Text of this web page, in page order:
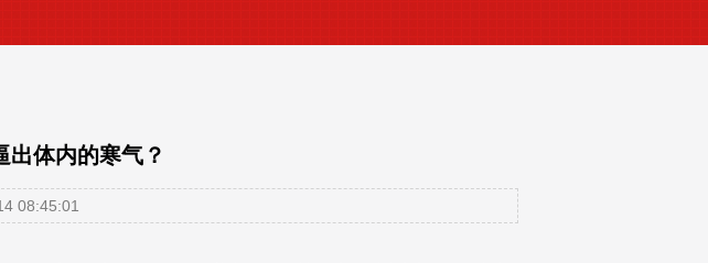
出体内的寒气？
08:45:01